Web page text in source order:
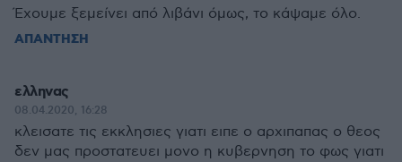
Έχουμε ξεμείνει από λιβάνι όμως, το κάψαμε όλο.
ΑΠΑΝΤΗΣΗ
ελληνας
08.04.2020, 16:28
κλεισατε τις εκκλησιες γιατι ειπε ο αρχιπαπας ο θεος
δεν μας προστατευει μονο η κυβερνηση το φως γιατι